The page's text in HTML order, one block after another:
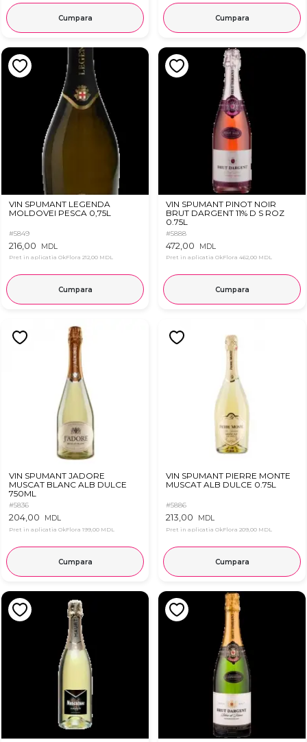
Cumpara Cumpara
VIN SPUMANT LEGENDA
MOLDOVEI PESCA 0,75L
#5849
216,00 MDL
Pret in aplicatia OkFlora 212,00 MDL
Cumpara
VIN SPUMANT PINOT NOIR
BRUT DARGENT 11% D S ROZ
0.75L
#5888
472,00 MDL
Pret in aplicatia OkFlora 462,00 MDL
Cumpara
VIN SPUMANT JADORE
MUSCAT BLANC ALB DULCE
750ML
#5836
204,00 MDL
Pret in aplicatia OkFlora 199,00 MDL
Cumpara
VIN SPUMANT PIERRE MONTE
MUSCAT ALB DULCE 0.75L
#5886
213,00 MDL
Pret in aplicatia OkFlora 209,00 MDL
Cumpara